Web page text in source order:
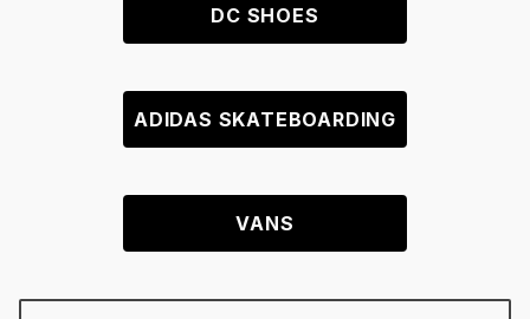
DC SHOES
ADIDAS SKATEBOARDING
VANS